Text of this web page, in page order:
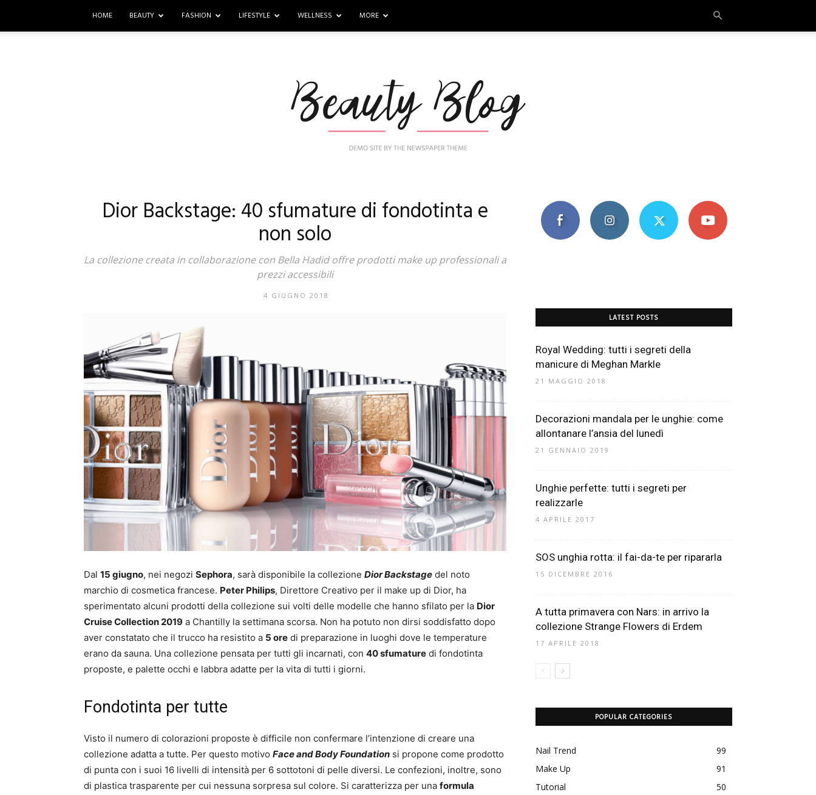
HOME BEAUTY FASHION LIFESTYLE WELLNESS MORE
Mania
Dior Backstage: 40 sfumature di fondotinta e
non solo
La collezione creata in collaborazione con Bella Hadid offre prodotti make up professionali a
prezzi accessibili
4 GIUGNO 2018
Dal 15 giugno, nei negozi Sephora, sarà disponibile la collezione Dior Backstage del noto
marchio di cosmetica francese. Peter Philips, Direttore Creativo per il make up di Dior, ha
sperimentato alcuni prodotti della collezione sui volti delle modelle che hanno sfilato per la Dior
Cruise Collection 2019 a Chantilly la settimana scorsa. Non ha potuto non dirsi soddisfatto dopo
aver constatato che il trucco ha resistito a 5 ore di preparazione in luoghi dove le temperature
erano da sauna. Una collezione pensata per tutti gli incarnati, con 40 sfumature di fondotinta
proposte, e palette occhi e labbra adatte per la vita di tutti i giorni.
Fondotinta per tutte
Visto il numero di colorazioni proposte è difficile non confermare l’intenzione di creare una
collezione adatta a tutte. Per questo motivo Face and Body Foundation si propone come prodotto
di punta con i suoi 16 livelli di intensità per 6 sottotoni di pelle diversi. Le confezioni, inoltre, sono
di plastica trasparente per cui nessuna sorpresa sul colore. Si caratterizza per una formula
LATEST POSTS
Royal Wedding: tutti i segreti della
manicure di Meghan Markle
21 MAGGIO 2018
Decorazioni mandala per le unghie: come
allontanare l’ansia del lunedì
21 GENNAIO 2019
Unghie perfette: tutti i segreti per
realizzarle
4 APRILE 2017
SOS unghia rotta: il fai-da-te per ripararla
15 DICEMBRE 2016
A tutta primavera con Nars: in arrivo la
collezione Strange Flowers di Erdem
17 APRILE 2018
POPULAR CATEGORIES
Nail Trend
99
Make Up
91
Tutorial
50